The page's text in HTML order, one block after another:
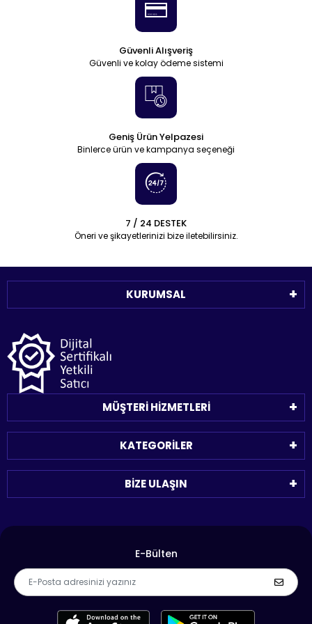
Güvenli Alışveriş
Güvenli ve kolay ödeme sistemi
Geniş Ürün Yelpazesi
Binlerce ürün ve kampanya seçeneği
7 / 24 DESTEK
Öneri ve şikayetlerinizi bize iletebilirsiniz.
KURUMSAL
MÜŞTERİ HİZMETLERİ
KATEGORİLER
BİZE ULAŞIN
E-Bülten